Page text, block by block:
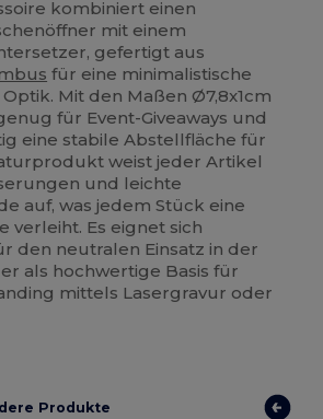
kombiniert einen
mit einem
gefertigt aus
für eine minimalistische
Mit den Maßen Ø7,8x1cm
für Event-Giveaways und
eine stabile Abstellfläche für
weist jeder Artikel
und leichte
auf, was jedem Stück eine
verleiht. Es eignet sich
den neutralen Einsatz in der
als hochwertige Basis für
mittels Lasergravur oder
Produkte